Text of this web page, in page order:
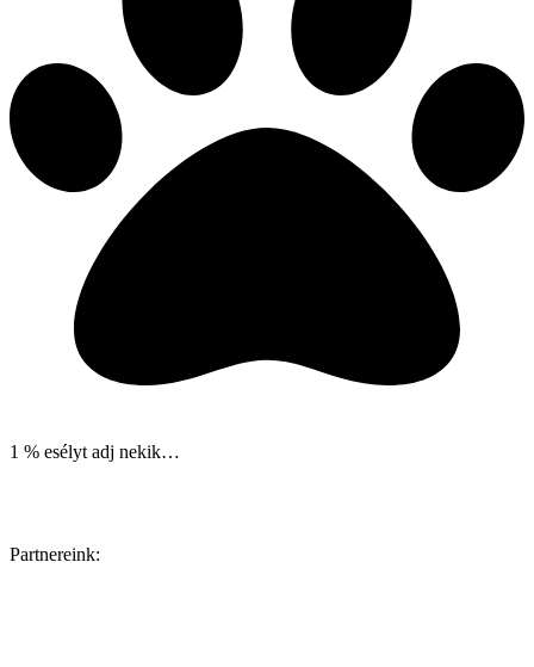
1 % esélyt adj nekik…
Partnereink: